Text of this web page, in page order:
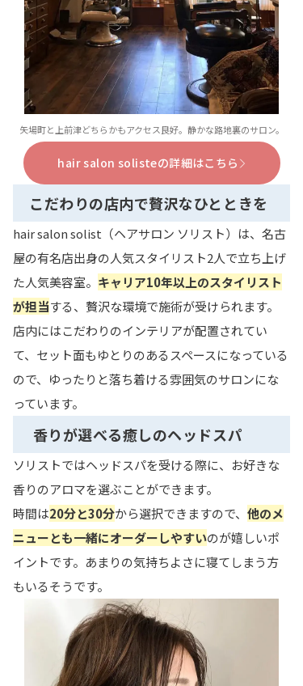
矢場町と上前津どちらかもアクセス良好。静かな路地裏のサロン。
hair salon solisteの詳細はこちら
こだわりの店内で贅沢なひとときを
hair salon solist（ヘアサロン ソリスト）は、名古
屋の有名店出身の人気スタイリスト2人で立ち上げ
た人気美容室。 キャリア10年以上のスタイリスト
が担当する、贅沢な環境で施術が受けられます。
店内にはこだわりのインテリアが配置されてい
て、セット面もゆとりのあるスペースになっている
ので、ゆったりと落ち着ける雰囲気のサロンにな
っています。
香りが選べる癒しのヘッドスパ
ソリストではヘッドスパを受ける際に、お好きな
香りのアロマを選ぶことができます。
時間は20分と30分から選択できますので、 他のメ
ニューとも一緒にオーダーしやすいのが嬉しいポ
イントです。あまりの気持ちよさに寝てしまう方
もいるそうです。